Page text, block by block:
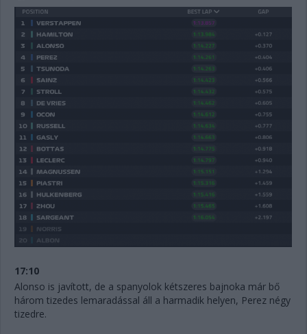
17:10
Alonso is javított, de a spanyolok kétszeres bajnoka már bő
három tizedes lemaradással áll a harmadik helyen, Perez négy
tizedre.